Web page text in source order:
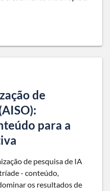
de
para a
de pesquisa de IA
- conteúdo,
os resultados de